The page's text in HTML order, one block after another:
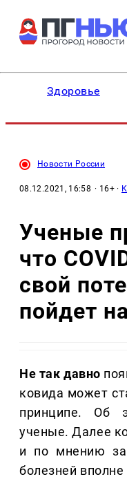
Здоровье
Новости России
08.12.2021, 16:58 · 16+ ·
Ученые
что
свой
пойдет
Не так давно
ковида может
принципе. Об
ученые. Далее
и по мнению
болезней